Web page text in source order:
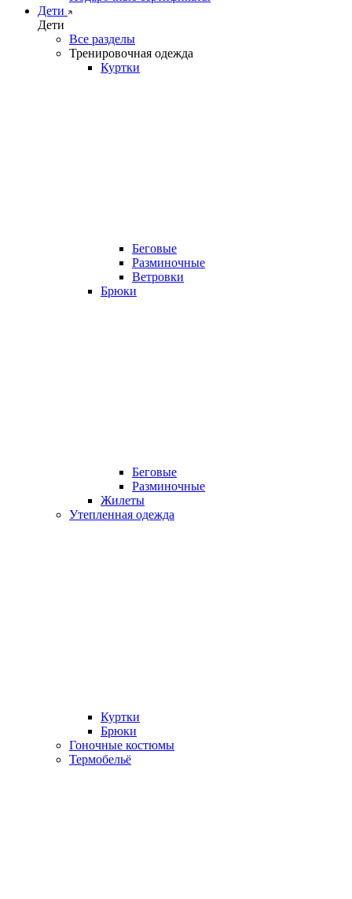
Дети
Дети
Все разделы
Тренировочная одежда
Куртки
Беговые
Разминочные
Ветровки
Брюки
Беговые
Разминочные
Жилеты
Утепленная одежда
Куртки
Брюки
Гоночные костюмы
Термобельё